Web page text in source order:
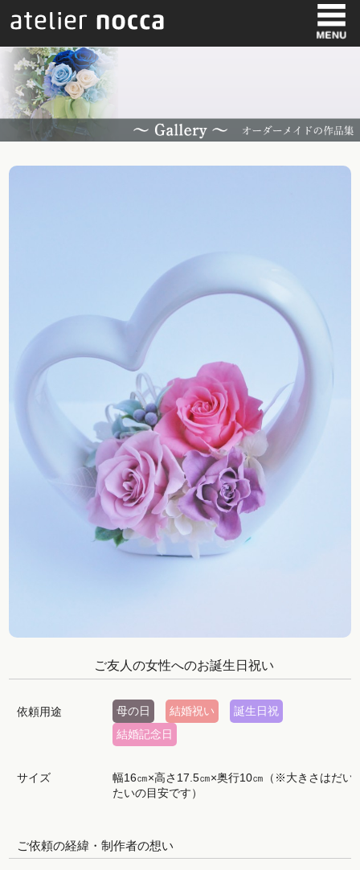
ご友人の女性へのお誕生日祝い
依頼用途 母の日 結婚祝い
誕生日祝
結婚記念日
サイズ
幅16㎝×高さ17.5㎝×奥行10㎝（※大きさはだい
たいの目安です）
ご依頼の経緯・制作者の想い